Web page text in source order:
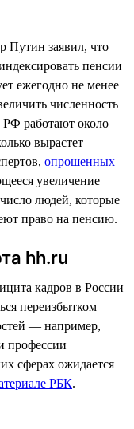
заявил, что
пенсии
ежегодно не менее
численность
РФ работают около
вырастет
опрошенных
увеличение
людей, которые
право на пенсию.
hh.ru
кадров в России
переизбытком
— например,
профессии
сферах ожидается
РБК.